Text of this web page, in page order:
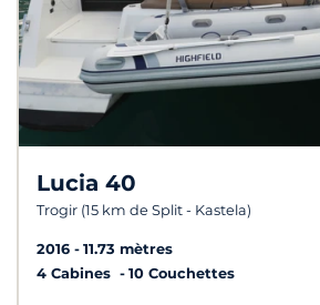
Lucia 40
Trogir (15 km de Split - Kastela)
2016
11.73 mètres
4 Cabines
10 Couchettes